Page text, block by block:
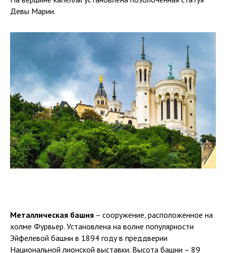
Девы Марии.
Металлическая башня – сооружение, расположенное на
холме Фурвьер. Установлена на волне популярности
Эйфелевой башни в 1894 году в преддверии
Национальной лионской выставки. Высота башни – 89